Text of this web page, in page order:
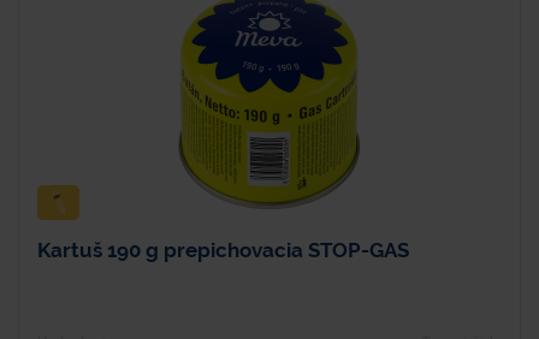
Kartuš 190 g prepichovacia STOP-GAS